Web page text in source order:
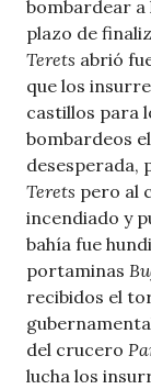
bombardear
plazo de
Terets abrió
que los
castillos para
bombardeos
desesperada,
Terets pero al
incendiado y
bahía fue
portaminas
recibidos el
del crucero
lucha los